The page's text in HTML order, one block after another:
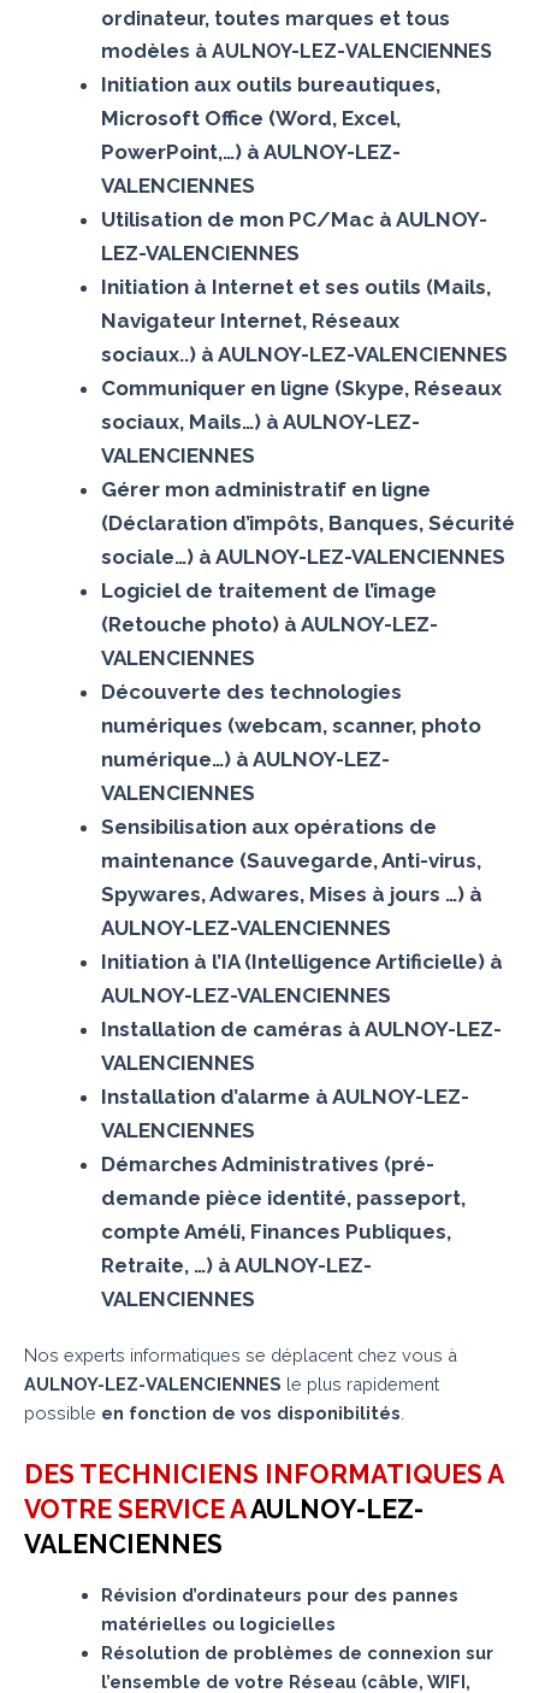
ordinateur, toutes marques et tous
modèles à AULNOY-LEZ-VALENCIENNES
Initiation aux outils bureautiques,
Microsoft Office (Word, Excel,
PowerPoint,…) à AULNOY-LEZ-
VALENCIENNES
Utilisation de mon PC/Mac à AULNOY-
LEZ-VALENCIENNES
Initiation à Internet et ses outils (Mails,
Navigateur Internet, Réseaux
sociaux..) à AULNOY-LEZ-VALENCIENNES
Communiquer en ligne (Skype, Réseaux
sociaux, Mails…) à AULNOY-LEZ-
VALENCIENNES
Gérer mon administratif en ligne
(Déclaration d’impôts, Banques, Sécurité
sociale…) à AULNOY-LEZ-VALENCIENNES
Logiciel de traitement de l’image
(Retouche photo) à AULNOY-LEZ-
VALENCIENNES
Découverte des technologies
numériques (webcam, scanner, photo
numérique…) à AULNOY-LEZ-
VALENCIENNES
Sensibilisation aux opérations de
maintenance (Sauvegarde, Anti-virus,
Spywares, Adwares, Mises à jours …) à
AULNOY-LEZ-VALENCIENNES
Initiation à l’IA (Intelligence Artificielle) à
AULNOY-LEZ-VALENCIENNES
Installation de caméras à AULNOY-LEZ-
VALENCIENNES
Installation d’alarme à AULNOY-LEZ-
VALENCIENNES
Démarches Administratives (pré-
demande pièce identité, passeport,
compte Améli, Finances Publiques,
Retraite, …) à AULNOY-LEZ-
VALENCIENNES
Nos experts informatiques se déplacent chez vous à
AULNOY-LEZ-VALENCIENNES le plus rapidement
possible en fonction de vos disponibilités.
DES TECHNICIENS INFORMATIQUES A
VOTRE SERVICE AAULNOY-LEZ-
VALENCIENNES
Révision d’ordinateurs pour des pannes
matérielles ou logicielles
Résolution de problèmes de connexion sur
l’ensemble de votre Réseau (câble, WIFI,